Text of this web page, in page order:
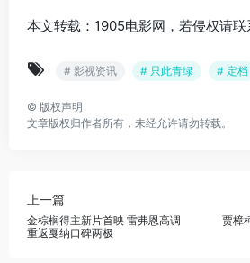
本文转载：1905电影网，若侵权请联
# 影视资讯 # 只此青绿 # 定档
© 版权声明
文章版权归作者所有，未经允许请勿转载。
上一篇
金棕榈得主新片首映 雷弗恩高调
重返戛纳口碑两极
贾樟